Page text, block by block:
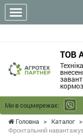
ТОВ
Ми в соцмережах:
Головна > Каталог >
Фронтальний